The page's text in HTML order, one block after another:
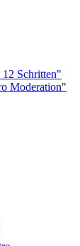
Schritten"
Moderation"